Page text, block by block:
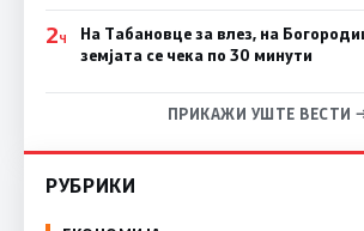
2Ч
На Табановце за влез, на
земјата се чека по 30 минути
ПРИКАЖИ УШТЕ ВЕСТИ
РУБРИКИ